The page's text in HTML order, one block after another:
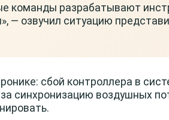
команды разрабатывают
— озвучил ситуацию
сбой контроллера в
синхронизацию воздушных